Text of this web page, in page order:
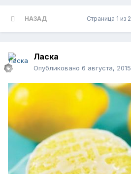
НАЗАД Страница 1 из 2
Ласка
Опубликовано 6 августа, 2015